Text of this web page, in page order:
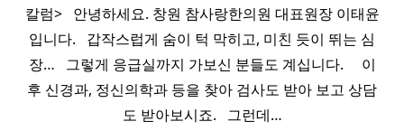
칼럼> ​ ​ 안녕하세요. 창원 참사랑한의원 대표원장 이태윤
입니다. ​ ​ 갑작스럽게 숨이 턱 막히고, 미친 듯이 뛰는 심
장… ​ ​ 그렇게 응급실까지 가보신 분들도 계십니다. ​ ​ ​ ​ 이
후 신경과, 정신의학과 등을 찾아 검사도 받아 보고 상담
도 받아보시죠. ​ ​ 그런데…